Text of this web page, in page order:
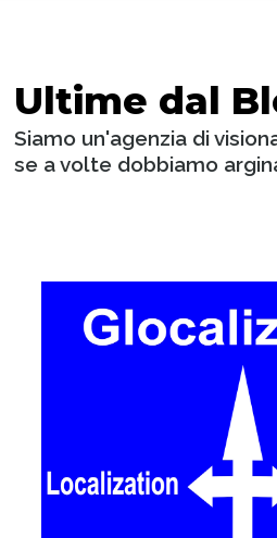
Ultime dal
Siamo un'agenzia di
se a volte dobbiamo